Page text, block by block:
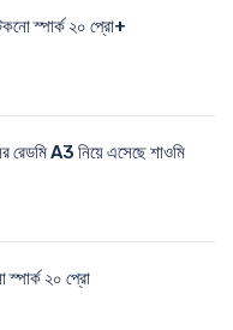
স্পার্ক ২০ প্রো+
রেডমি A3 নিয়ে এসেছে শাওমি
স্পার্ক ২০ প্রো